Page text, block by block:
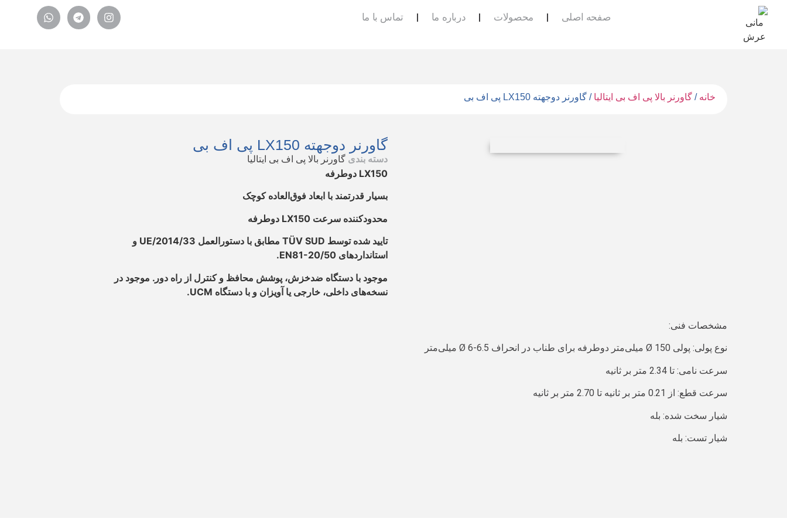
صفحه اصلی محصولات درباره ما تماس با ما
خانه / گاورنر بالا پی اف بی ایتالیا / گاورنر دوجهته LX150 پی اف بی
گاورنر دوجهته LX150 پی اف بی
دسته بندی گاورنر بالا پی اف بی ایتالیا
LX150 دوطرفه
بسیار قدرتمند با ابعاد فوق‌العاده کوچک
محدودکننده سرعت LX150 دوطرفه
تایید شده توسط TÜV SUD مطابق با دستورالعمل 2014/33/UE و
استانداردهای EN81-20/50.
موجود با دستگاه ضدخزش، پوشش محافظ و کنترل از راه دور. موجود در
نسخه‌های داخلی، خارجی یا آویزان و با دستگاه UCM.
مشخصات فنی:
نوع پولی: پولی Ø 150 میلی‌متر دوطرفه برای طناب در انحراف Ø 6-6.5 میلی‌متر
سرعت نامی: تا 2.34 متر بر ثانیه
سرعت قطع: از 0.21 متر بر ثانیه تا 2.70 متر بر ثانیه
شیار سخت شده: بله
شیار تست: بله